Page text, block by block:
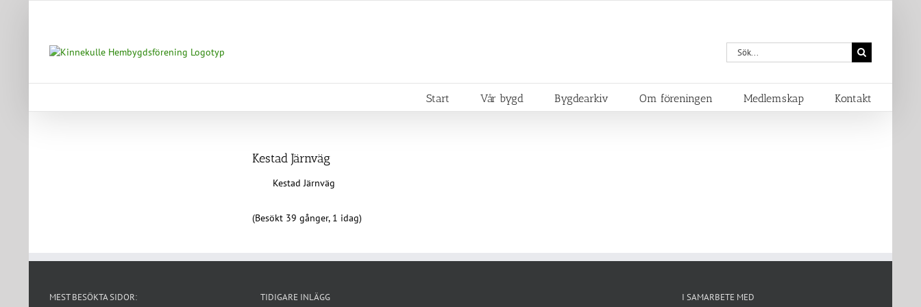
Sök
efter:
Start Vår bygd Bygdearkiv Om föreningen Medlemskap Kontakt
Kestad Järnväg
Kestad Järnväg
(Besökt 39 gånger, 1 idag)
MEST BESÖKTA SIDOR: TIDIGARE INLÄGG I SAMARBETE MED